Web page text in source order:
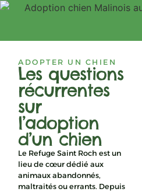
ADOPTER UN CHIEN
Les questions
récurrentes
sur
l’adoption
d’un chien
Le Refuge Saint Roch est un
lieu de cœur dédié aux
animaux abandonnés,
maltraités ou errants. Depuis